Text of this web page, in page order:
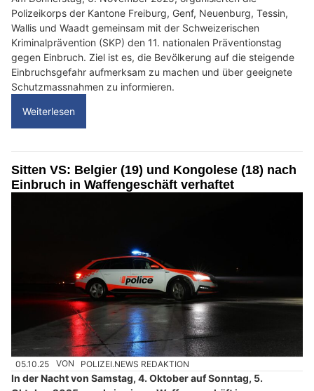
Polizeikorps der Kantone Freiburg, Genf, Neuenburg, Tessin,
Wallis und Waadt gemeinsam mit der Schweizerischen
Kriminalprävention (SKP) den 11. nationalen Präventionstag
gegen Einbruch. Ziel ist es, die Bevölkerung auf die steigende
Einbruchsgefahr aufmerksam zu machen und über geeignete
Schutzmassnahmen zu informieren.
Weiterlesen
Sitten VS: Belgier (19) und Kongolese (18) nach
Einbruch in Waffengeschäft verhaftet
05.10.25 VON POLIZEI.NEWS REDAKTION
In der Nacht von Samstag, 4. Oktober auf Sonntag, 5.